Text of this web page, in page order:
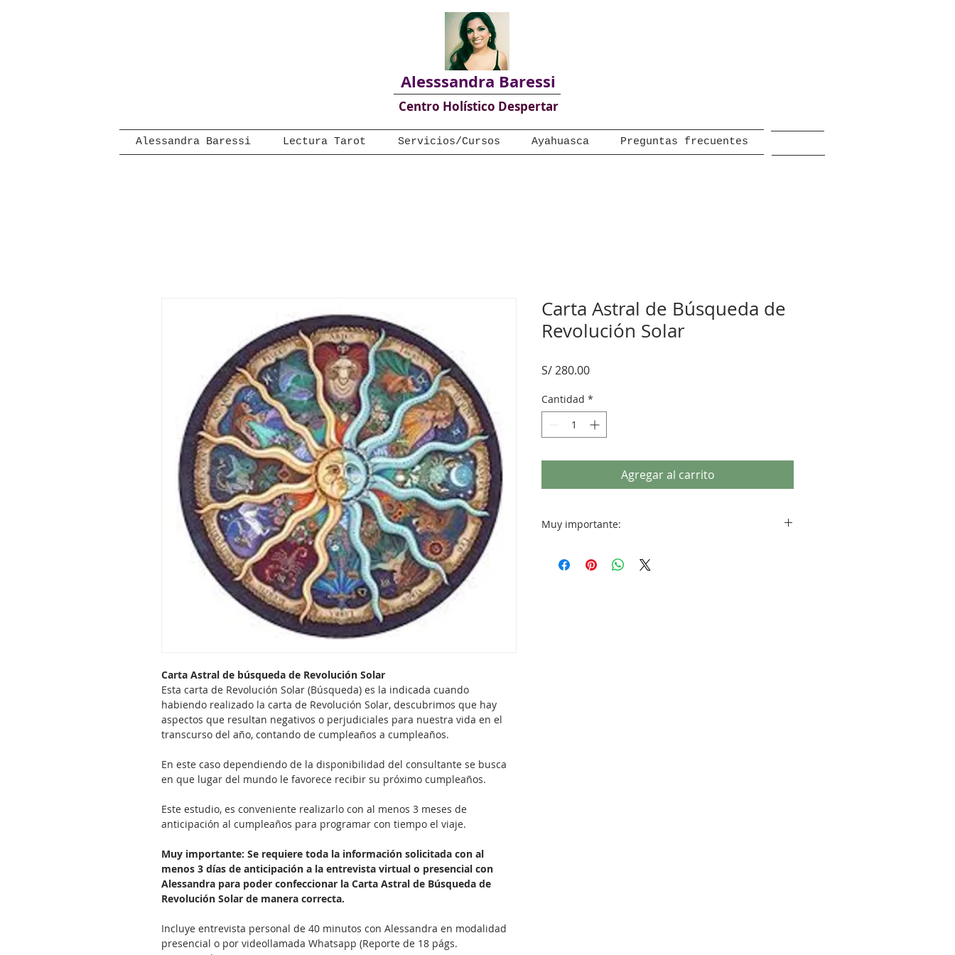
Alesssandra Baressi
Centro Holístico Despertar
Alessandra Baressi Lectura Tarot Servicios/Cursos Ayahuasca Preguntas frecuentes
Carta Astral de búsqueda de Revolución Solar
Esta carta de Revolución Solar (Búsqueda) es la indicada cuando
habiendo realizado la carta de Revolución Solar, descubrimos que hay
aspectos que resultan negativos o perjudiciales para nuestra vida en el
transcurso del año, contando de cumpleaños a cumpleaños.
En este caso dependiendo de la disponibilidad del consultante se busca
en que lugar del mundo le favorece recibir su próximo cumpleaños.
Este estudio, es conveniente realizarlo con al menos 3 meses de
anticipación al cumpleaños para programar con tiempo el viaje.
Muy importante: Se requiere toda la información solicitada con al
menos 3 días de anticipación a la entrevista virtual o presencial con
Alessandra para poder confeccionar la Carta Astral de Búsqueda de
Revolución Solar de manera correcta.
Incluye entrevista personal de 40 minutos con Alessandra en modalidad
presencial o por videollamada Whatsapp (Reporte de 18 págs.
Carta Astral de Búsqueda de
Revolución Solar
S/ 280.00Precio
Cantidad *
Agregar al carrito
Muy importante:
solicitada con al menos 3 días de anticipación a la